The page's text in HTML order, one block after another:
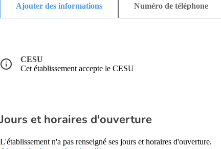
Ajouter des informations Numéro de téléphone
CESU
Cet établissement accepte le CESU
Jours et horaires d'ouverture
L'établissement n'a pas renseigné ses jours et horaires d'ouverture.